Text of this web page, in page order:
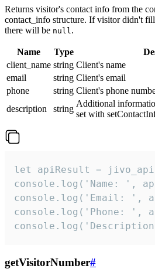
Returns visitor's contact info from the
contact_info structure. If visitor didn't
there will be null.
Name Type
client_name string Client's name
email
string Client's email
phone
string Client's phone
description
string
Additional
set with
let apiResult =
console.log('Name: ',
console.log('Email: ',
console.log('Phone: ',
getVisitorNumber#